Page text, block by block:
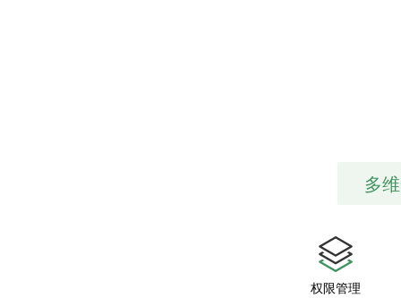
多
权限管理